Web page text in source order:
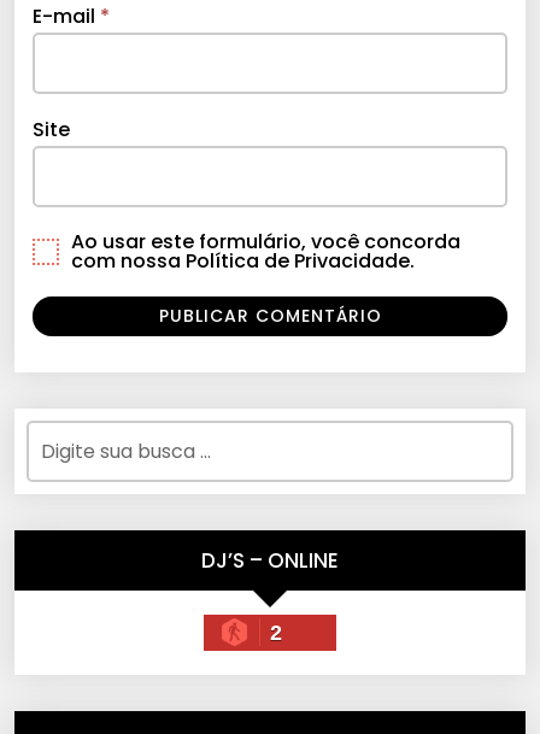
E-mail *
Site
Ao usar este formulário, você concorda
com nossa Política de Privacidade.
DJ’S – ONLINE
2